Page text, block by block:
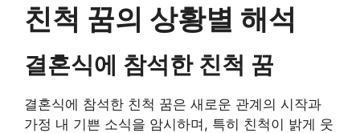
친척 꿈의 상황별 해석
결혼식에 참석한 친척 꿈
결혼식에 참석한 친척 꿈은 새로운 관계의 시작과
가정 내 기쁜 소식을 암시하며, 특히 친척이 밝게 웃